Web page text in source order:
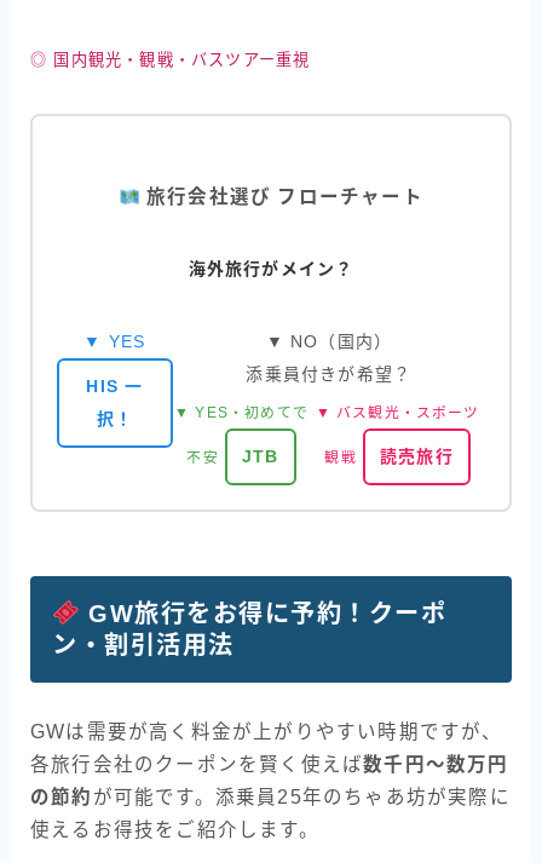
◎ 国内観光・観戦・バスツアー重視
旅行会社選び フローチャート
海外旅行がメイン？
▼ YES
HIS 一
択！
▼ NO（国内）
添乗員付きが希望？
▼ YES・初めてで
不安 JTB
▼ バス観光・スポーツ
観戦 読売旅行
GW旅行をお得に予約！クーポ
ン・割引活用法
GWは需要が高く料金が上がりやすい時期ですが、
各旅行会社のクーポンを賢く使えば数千円〜数万円
の節約 が可能です。添乗員25年のちゃあ坊が実際に
使えるお得技をご紹介します。